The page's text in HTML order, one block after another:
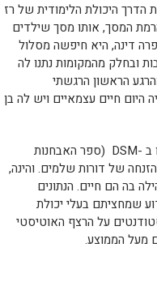
היכולת הלימודית של רז
המסך, אותו מסך שילדים
דינה, היא חיפשה מסלול
ובחלק מהמקומות נתנו לה
הראשון הרגשתי
היום חיים עצמאיים ויש לה בן
נשיא האוניברסיטה, פרופ' יהודה דנון, סיפר כרופא ילדים, שבעבר הוגדרה הפרעה זו ב -DSM (ספר האבחנות
של דורות שלמים. והינה,
בה הם חיים. הנתונים
שהשכיחות של אבחון על הרצף האוטיסטי היום עומדת על 1:68 וידוע שמחציתם בעלי יכולת
המציאות באקדמיה מוכיחה, לאחר 6 שנים, שסטודנטים על הרצף האוטיסטי
מעל הממוצע.